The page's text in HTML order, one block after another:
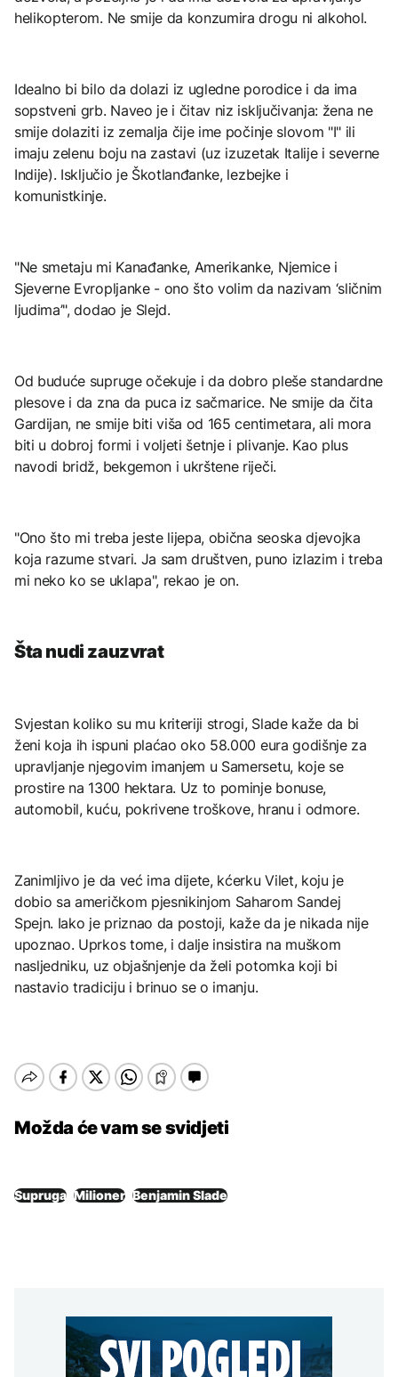
helikopterom. Ne smije da konzumira drogu ni alkohol.
Idealno bi bilo da dolazi iz ugledne porodice i da ima
sopstveni grb. Naveo je i čitav niz isključivanja: žena ne
smije dolaziti iz zemalja čije ime počinje slovom "I" ili
imaju zelenu boju na zastavi (uz izuzetak Italije i severne
Indije). Isključio je Škotlanđanke, lezbejke i
komunistkinje.
"Ne smetaju mi Kanađanke, Amerikanke, Njemice i
Sjeverne Evropljanke - ono što volim da nazivam ‘sličnim
ljudima’", dodao je Slejd.
Od buduće supruge očekuje i da dobro pleše standardne
plesove i da zna da puca iz sačmarice. Ne smije da čita
Gardijan, ne smije biti viša od 165 centimetara, ali mora
biti u dobroj formi i voljeti šetnje i plivanje. Kao plus
navodi bridž, bekgemon i ukrštene riječi.
"Ono što mi treba jeste lijepa, obična seoska djevojka
koja razume stvari. Ja sam društven, puno izlazim i treba
mi neko ko se uklapa", rekao je on.
Šta nudi zauzvrat
Svjestan koliko su mu kriteriji strogi, Slade kaže da bi
ženi koja ih ispuni plaćao oko 58.000 eura godišnje za
upravljanje njegovim imanjem u Samersetu, koje se
prostire na 1300 hektara. Uz to pominje bonuse,
automobil, kuću, pokrivene troškove, hranu i odmore.
Zanimljivo je da već ima dijete, kćerku Vilet, koju je
dobio sa američkom pjesnikinjom Saharom Sandej
Spejn. Iako je priznao da postoji, kaže da je nikada nije
upoznao. Uprkos tome, i dalje insistira na muškom
nasljedniku, uz objašnjenje da želi potomka koji bi
nastavio tradiciju i brinuo se o imanju.
Možda će vam se svidjeti
Supruga Milioner Benjamin Slade